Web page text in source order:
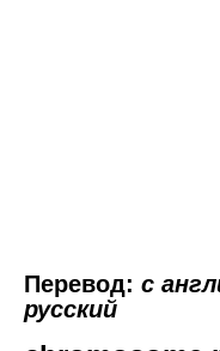
Перевод: с
русский